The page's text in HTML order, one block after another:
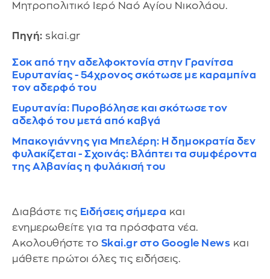
Μητροπολιτικό Ιερό Ναό Αγίου Νικολάου.
Πηγή: skai.gr
Σοκ από την αδελφοκτονία στην Γρανίτσα
Ευρυτανίας - 54χρονος σκότωσε με καραμπίνα
τον αδερφό του
Ευρυτανία: Πυροβόλησε και σκότωσε τον
αδελφό του μετά από καβγά
Μπακογιάννης για Μπελέρη: Η δημοκρατία δεν
φυλακίζεται - Σχοινάς: Βλάπτει τα συμφέροντα
της Αλβανίας η φυλάκισή του
Διαβάστε τις Ειδήσεις σήμερα και
ενημερωθείτε για τα πρόσφατα νέα.
Ακολουθήστε το Skai.gr στο Google News και
μάθετε πρώτοι όλες τις ειδήσεις.